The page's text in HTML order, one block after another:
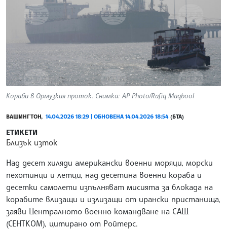
Кораби в Ормузкия проток. Снимка: AP Photo/Rafiq Maqbool
ВАШИНГТОН, 14.04.2026 18:29 | ОБНОВЕНА 14.04.2026 18:54 (БТА)
ЕТИКЕТИ
Близък изток
Над десет хиляди американски военни моряци, морски
пехотинци и летци, над десетина военни кораба и
десетки самолети изпълняват мисията за блокада на
корабите влизащи и излизащи от ирански пристанища,
заяви Централното военно командване на САЩ
(СЕНТКОМ), цитирано от Ройтерс.